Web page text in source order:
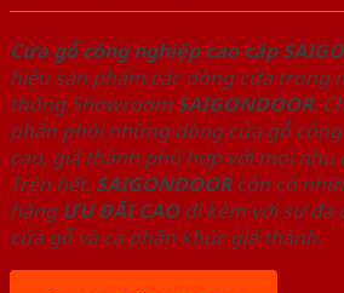
Cửa gỗ công nghiệp cao cấp
hiệu sản phẩm các dòng cửa trong
thống Showroom SAIGONDOOR.
phân phối những dòng cửa gỗ
cao, giá thành phù hợp với mọi nhu
Trên hết, SAIGONDOORcòn có
hàng ƯU ĐÃI CAOđi kèm với sự đa
cửa gỗ và cả phân khúc giá thành.